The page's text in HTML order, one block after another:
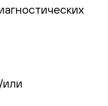
или